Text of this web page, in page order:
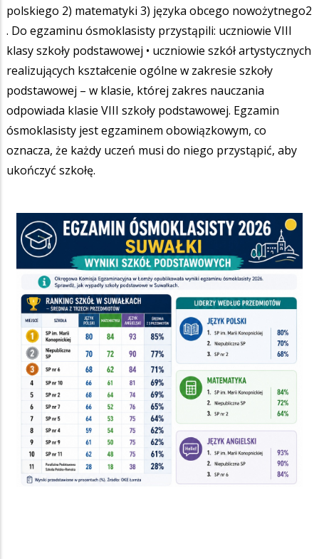
polskiego 2) matematyki 3) języka obcego nowożytnego2
. Do egzaminu ósmoklasisty przystąpili: uczniowie VIII
klasy szkoły podstawowej • uczniowie szkół artystycznych
realizujących kształcenie ogólne w zakresie szkoły
podstawowej – w klasie, której zakres nauczania
odpowiada klasie VIII szkoły podstawowej. Egzamin
ósmoklasisty jest egzaminem obowiązkowym, co
oznacza, że każdy uczeń musi do niego przystąpić, aby
ukończyć szkołę.